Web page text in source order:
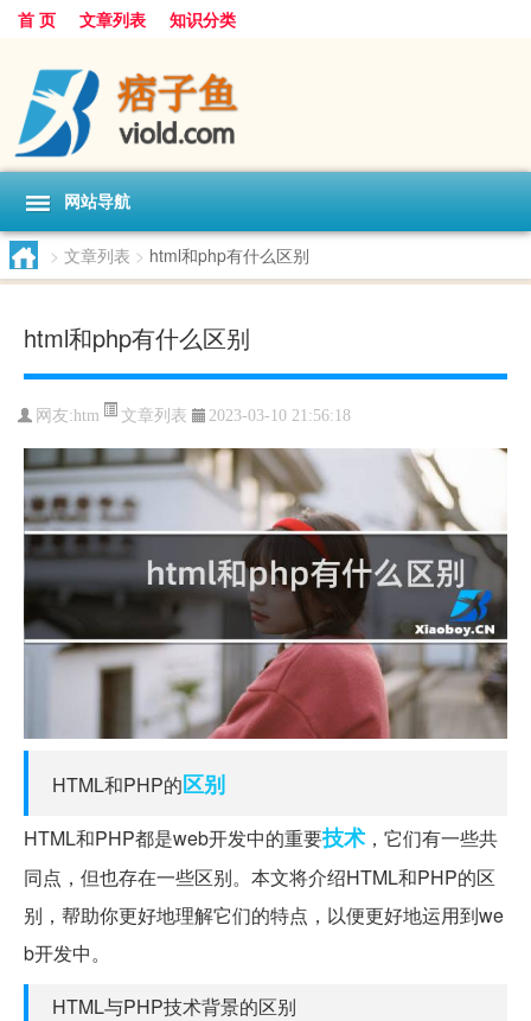
首 页 文章列表 知识分类
网站导航
> 文章列表 > html和php有什么区别
html和php有什么区别
网友:htm 文章列表 2023-03-10 21:56:18
HTML和PHP的区别
HTML和PHP都是web开发中的重要技术 ，它们有一些共
同点，但也存在一些区别。本文将介绍HTML和PHP的区
别，帮助你更好地理解它们的特点，以便更好地运用到we
b开发中。
HTML与PHP技术背景的区别